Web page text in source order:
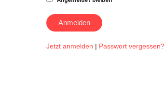
Jetzt anmelden | Passwort vergessen?